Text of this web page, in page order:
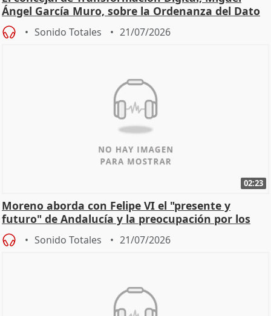
Ángel García Muro, sobre la Ordenanza del Dato
Sonido Totales 21/07/2026
02:23
Moreno aborda con Felipe VI el "presente y
futuro" de Andalucía y la preocupación por los
incendios
Sonido Totales 21/07/2026